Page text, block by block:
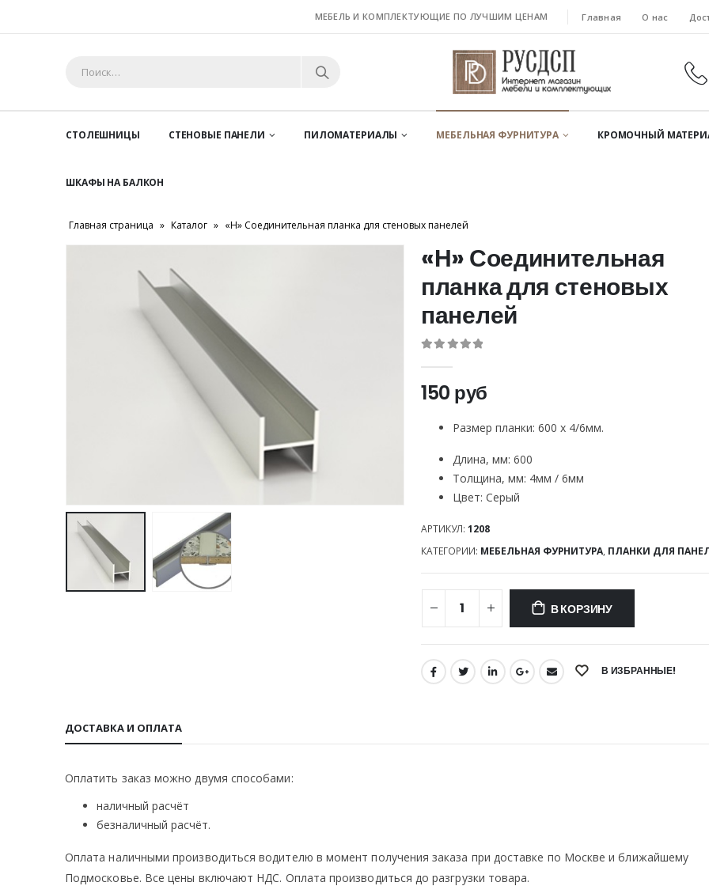
МЕБЕЛЬ И КОМПЛЕКТУЮЩИЕ ПО ЛУЧШИМ ЦЕНАМ Главная О нас
СТОЛЕШНИЦЫ СТЕНОВЫЕ ПАНЕЛИ ПИЛОМАТЕРИАЛЫ МЕБЕЛЬНАЯ ФУРНИТУРА КРОМОЧНЫЙ
ШКАФЫ НА БАЛКОН
Главная страница » Каталог » «Н» Соединительная планка для стеновых панелей
«Н» Соединительная
планка для стеновых
панелей
150 руб
Размер планки: 600 х 4/6мм.
Длина, мм: 600
Толщина, мм: 4мм / 6мм
Цвет: Серый
АРТИКУЛ: 1208
КАТЕГОРИИ: МЕБЕЛЬНАЯ ФУРНИТУРА, ПЛАНКИ ДЛЯ
В КОРЗИНУ
В ИЗБРАННЫЕ!
ДОСТАВКА И ОПЛАТА
Оплатить заказ можно двумя способами:
наличный расчёт
безналичный расчёт.
Оплата наличными производиться водителю в момент получения заказа при доставке по Москве и ближайшему
Подмосковье. Все цены включают НДС. Оплата производиться до разгрузки товара.